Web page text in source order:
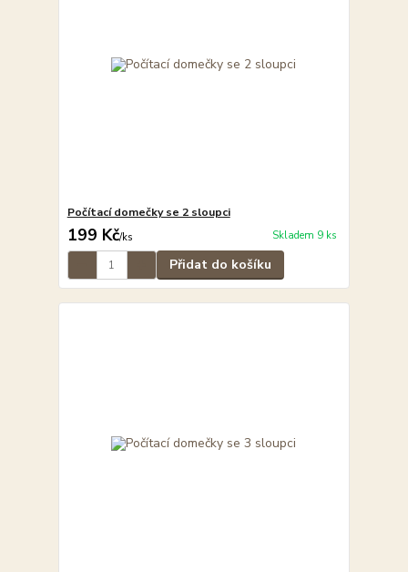
Počítací domečky se 2 sloupci
199 Kč/ks Skladem 9 ks
Přidat do košíku